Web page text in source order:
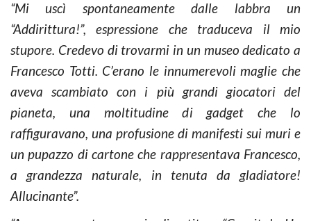
“Mi uscì spontaneamente dalle labbra un
“Addirittura!”, espressione che traduceva il mio
stupore. Credevo di trovarmi in un museo dedicato a
Francesco Totti. C’erano le innumerevoli maglie che
aveva scambiato con i più grandi giocatori del
pianeta, una moltitudine di gadget che lo
raffiguravano, una profusione di manifesti sui muri e
un pupazzo di cartone che rappresentava Francesco,
a grandezza naturale, in tenuta da gladiatore!
Allucinante”.